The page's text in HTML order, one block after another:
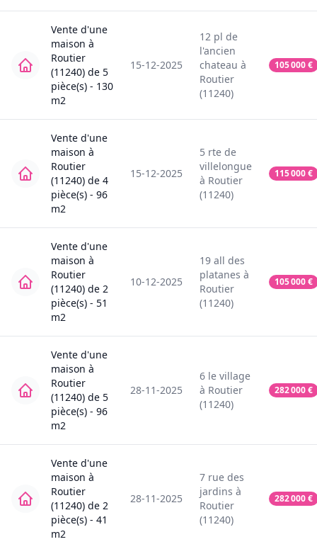
Vente d'une
maison à
Routier
(11240) de 5
pièce(s) - 130
m2
15-12-2025
12 pl de
l'ancien
chateau à
Routier
(11240)
105 000€
Vente d'une
maison à
Routier
(11240) de 4
pièce(s) - 96
m2
15-12-2025
5 rte de
villelongue
à Routier
(11240)
115 000€
Vente d'une
maison à
Routier
(11240) de 2
pièce(s) - 51
m2
10-12-2025
19 all des
platanes à
Routier
(11240)
105 000€
Vente d'une
maison à
Routier
(11240) de 5
pièce(s) - 96
m2
28-11-2025
6 le village
à Routier
(11240)
282 000€
Vente d'une
maison à
Routier
(11240) de 2
pièce(s) - 41
m2
28-11-2025
7 rue des
jardins à
Routier
(11240)
282 000€